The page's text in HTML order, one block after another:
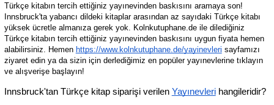
Türkçe kitabın tercih ettiğiniz yayınevinden baskısını aramaya son!
Innsbruck'ta yabancı dildeki kitaplar arasından az sayıdaki Türkçe kitabı
yüksek ücretle almanıza gerek yok. Kolnkutuphane.de ile dilediğiniz
Türkçe kitabın tercih ettiğiniz yayınevinden baskısını uygun fiyata hemen
alabilirsiniz. Hemen https://www.kolnkutuphane.de/yayinevleri sayfamızı
ziyaret edin ya da sizin için derlediğimiz en popüler yayınevlerine tıklayın
ve alışverişe başlayın!
Innsbruck'tan Türkçe kitap siparişi verilen Yayınevleri hangileridir?